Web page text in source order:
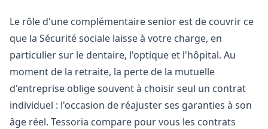
Le rôle d'une complémentaire senior est de couvrir ce
que la Sécurité sociale laisse à votre charge, en
particulier sur le dentaire, l'optique et l'hôpital. Au
moment de la retraite, la perte de la mutuelle
d'entreprise oblige souvent à choisir seul un contrat
individuel : l'occasion de réajuster ses garanties à son
âge réel. Tessoria compare pour vous les contrats